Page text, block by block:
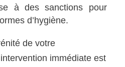
à des sanctions pour
d’hygiène.
de votre
immédiate est